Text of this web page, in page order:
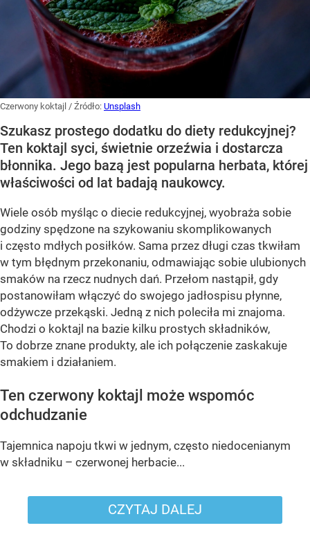
Czerwony koktajl / Źródło: Unsplash
Szukasz prostego dodatku do diety redukcyjnej?
Ten koktajl syci, świetnie orzeźwia i dostarcza
błonnika. Jego bazą jest popularna herbata, której
właściwości od lat badają naukowcy.
Wiele osób myśląc o diecie redukcyjnej, wyobraża sobie
godziny spędzone na szykowaniu skomplikowanych
i często mdłych posiłków. Sama przez długi czas tkwiłam
w tym błędnym przekonaniu, odmawiając sobie ulubionych
smaków na rzecz nudnych dań. Przełom nastąpił, gdy
postanowiłam włączyć do swojego jadłospisu płynne,
odżywcze przekąski. Jedną z nich poleciła mi znajoma.
Chodzi o koktajl na bazie kilku prostych składników,
To dobrze znane produkty, ale ich połączenie zaskakuje
smakiem i działaniem.
Ten czerwony koktajl może wspomóc
odchudzanie
Tajemnica napoju tkwi w jednym, często niedocenianym
w składniku – czerwonej herbacie...
CZYTAJ DALEJ